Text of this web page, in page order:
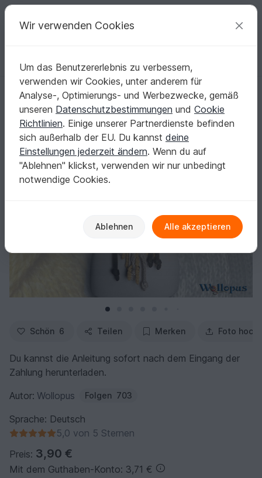
Deine kreativen Ideen
Deutsch | € (EUR) einloggen Kostenlos registrieren
Startseite Stricken Schals Weitere Schals
Kono, gestrickt und gehäkelt
Kono, gestrickt und gehäkelt
Schön 6 Teilen Merken Foto
Du kannst die Anleitung sofort nach dem Eingang der
Zahlung herunterladen.
Autor: Wollopus Folgen 703
Sprache: Deutsch
5,0 von 5 Sternen
Preis: 3,90 €
Mit dem Guthaben-Konto: 3,71 €
Wir verwenden Cookies
Um das Benutzererlebnis zu verbessern,
verwenden wir Cookies, unter anderem für
Analyse-, Optimierungs- und Werbezwecke, gemäß
unseren Datenschutzbestimmungen und Cookie
Richtlinien. Einige unserer Partnerdienste befinden
sich außerhalb der EU. Du kannst deine
Einstellungen jederzeit ändern. Wenn du auf
"Ablehnen" klickst, verwenden wir nur unbedingt
notwendige Cookies.
Ablehnen Alle akzeptieren